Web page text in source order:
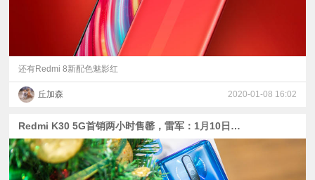
还有Redmi 8新配色魅影红
丘加森 2020-01-08 16:02
Redmi K30 5G首销两小时售罄，雷军：1月10日再次开卖